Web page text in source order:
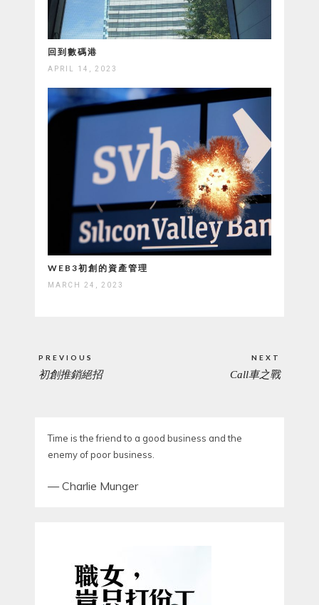
回到數碼港
APRIL 14, 2023
WEB3初創的資產管理
MARCH 24, 2023
navigation
PREVIOUS
PREVIOUS
初創推銷絕招
NEXT
NEXT
Call車之戰
Time is the friend to a good business and the
enemy of poor business.
—Charlie Munger